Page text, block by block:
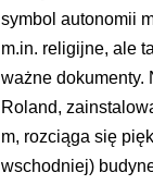
symbol autonomii
m.in. religijne, ale
ważne dokumenty.
Roland,
m, rozciąga się
wschodniej)